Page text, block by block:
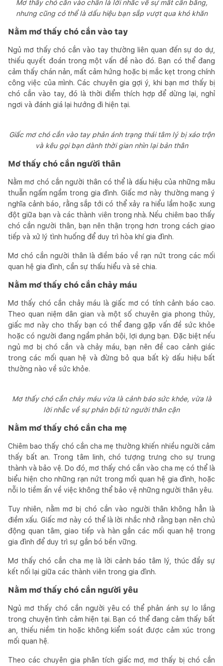
Mơ thấy chó cắn vào chân là lời nhắc về sự mất cân bằng,
nhưng cũng có thể là dấu hiệu bạn sắp vượt qua khó khăn
Nằm mơ thấy chó cắn vào tay
Ngủ mơ thấy chó cắn vào tay thường liên quan đến sự do dự,
thiếu quyết đoán trong một vấn đề nào đó. Bạn có thể đang
cảm thấy chán nản, mất cảm hứng hoặc bị mắc kẹt trong chính
công việc của mình. Các chuyên gia gợi ý, khi bạn mơ thấy bị
chó cắn vào tay, đó là thời điểm thích hợp để dừng lại, nghỉ
ngơi và đánh giá lại hướng đi hiện tại.
Giấc mơ chó cắn vào tay phản ánh trạng thái tâm lý bị xáo trộn
và kêu gọi bạn dành thời gian nhìn lại bản thân
Mơ thấy chó cắn người thân
Nằm mơ chó cắn người thân có thể là dấu hiệu của những mâu
thuẫn ngấm ngầm trong gia đình. Giấc mơ này thường mang ý
nghĩa cảnh báo, rằng sắp tới có thể xảy ra hiểu lầm hoặc xung
đột giữa bạn và các thành viên trong nhà. Nếu chiêm bao thấy
chó cắn người thân, bạn nên thận trọng hơn trong cách giao
tiếp và xử lý tình huống để duy trì hòa khí gia đình.
Mơ chó cắn người thân là điềm báo về rạn nứt trong các mối
quan hệ gia đình, cần sự thấu hiểu và sẻ chia.
Nằm mơ thấy chó cắn chảy máu
Mơ thấy chó cắn chảy máu là giấc mơ có tính cảnh báo cao.
Theo quan niệm dân gian và một số chuyên gia phong thủy,
giấc mơ này cho thấy bạn có thể đang gặp vấn đề sức khỏe
hoặc có người đang ngầm phản bội, lợi dụng bạn. Đặc biệt nếu
ngủ mơ bị chó cắn và chảy máu, bạn nên đề cao cảnh giác
trong các mối quan hệ và đừng bỏ qua bất kỳ dấu hiệu bất
thường nào về sức khỏe.
Mơ thấy chó cắn chảy máu vừa là cảnh báo sức khỏe, vừa là
lời nhắc về sự phản bội từ người thân cận
Nằm mơ thấy chó cắn cha mẹ
Chiêm bao thấy chó cắn cha mẹ thường khiến nhiều người cảm
thấy bất an. Trong tâm linh, chó tượng trưng cho sự trung
thành và bảo vệ. Do đó, mơ thấy chó cắn vào cha mẹ có thể là
biểu hiện cho những rạn nứt trong mối quan hệ gia đình, hoặc
nỗi lo tiềm ẩn về việc không thể bảo vệ những người thân yêu.
Tuy nhiên, nằm mơ bị chó cắn vào người thân không hẳn là
điềm xấu. Giấc mơ này có thể là lời nhắc nhở rằng bạn nên chủ
động quan tâm, giao tiếp và hàn gắn các mối quan hệ trong
gia đình để duy trì sự gắn bó bền vững.
Mơ thấy chó cắn cha mẹ là lời cảnh báo tâm lý, thúc đẩy sự
kết nối lại giữa các thành viên trong gia đình.
Nằm mơ thấy chó cắn người yêu
Ngủ mơ thấy chó cắn người yêu có thể phản ánh sự lo lắng
trong chuyện tình cảm hiện tại. Bạn có thể đang cảm thấy bất
an, thiếu niềm tin hoặc không kiểm soát được cảm xúc trong
mối quan hệ.
Theo các chuyên gia phân tích giấc mơ, mơ thấy bị chó cắn